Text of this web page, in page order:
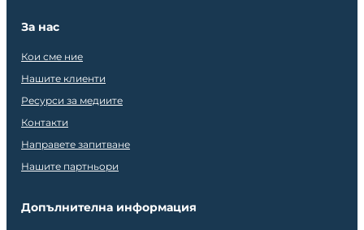
За нас
Кои сме ние
Нашите клиенти
Ресурси за медиите
Контакти
Направете запитване
Нашите партньори
Допълнителна информация